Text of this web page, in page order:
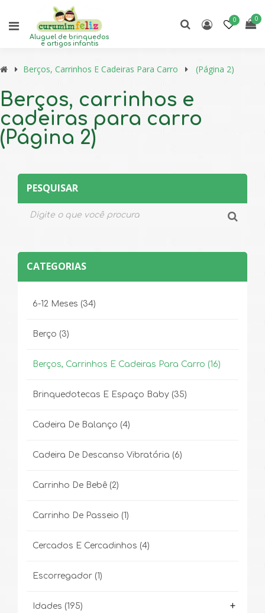
Aluguel de brinquedos
e artigos infantis
0 0
Berços, Carrinhos E Cadeiras Para Carro (Página 2)
Berços, carrinhos e
cadeiras para carro
(Página 2)
PESQUISAR
CATEGORIAS
6-12 Meses (34)
Berço (3)
Berços, Carrinhos E Cadeiras Para Carro (16)
Brinquedotecas E Espaço Baby (35)
Cadeira De Balanço (4)
Cadeira De Descanso Vibratória (6)
Carrinho De Bebê (2)
Carrinho De Passeio (1)
Cercados E Cercadinhos (4)
Escorregador (1)
Idades +
(195)